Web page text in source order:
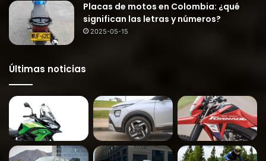
Placas de motos en Colombia: ¿qué
significan las letras y números?
2025-05-15
Últimas noticias